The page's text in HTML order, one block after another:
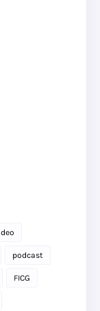
podcast
FICG